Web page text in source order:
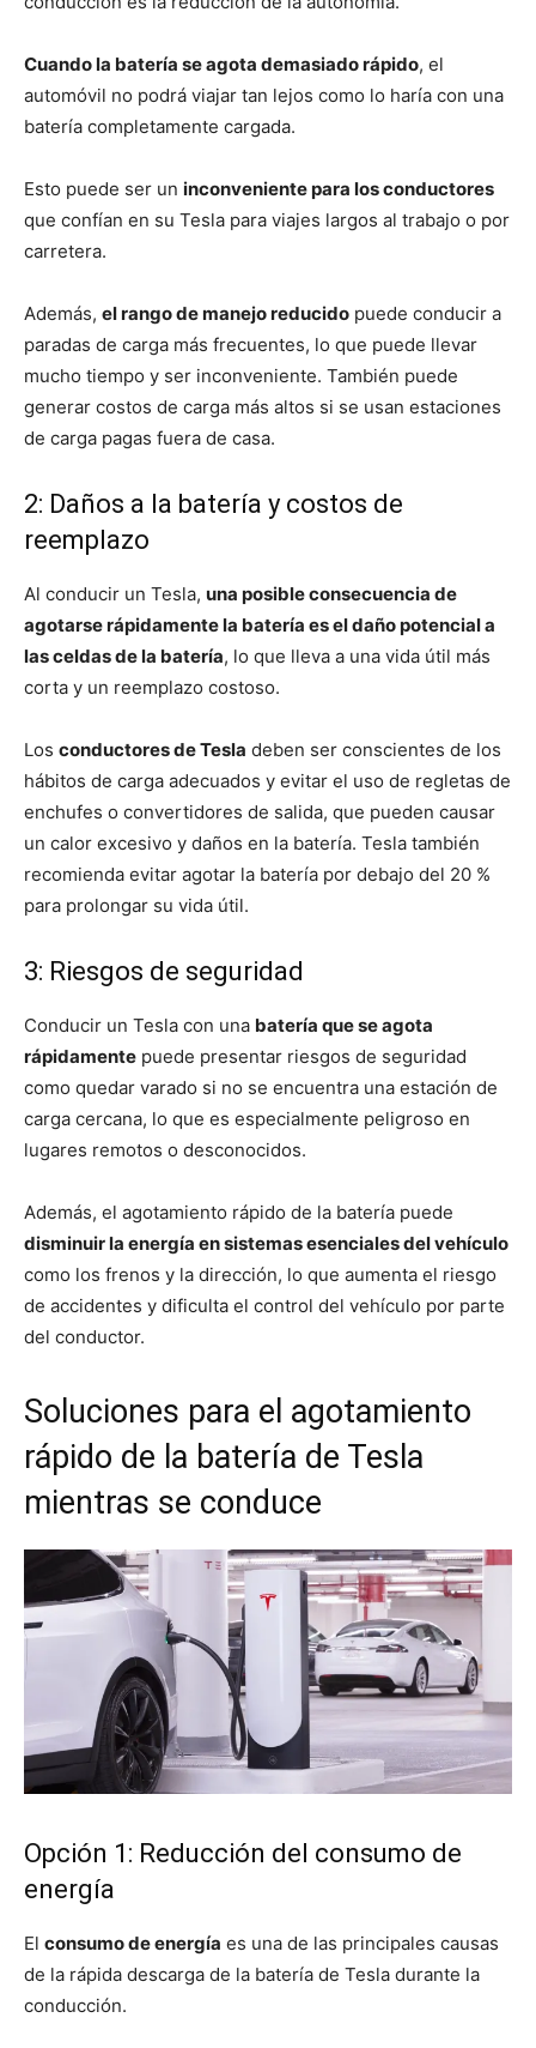
Cuando la batería se agota demasiado rápido, el
automóvil no podrá viajar tan lejos como lo haría con una
batería completamente cargada.
Esto puede ser un inconveniente para los conductores
que confían en su Tesla para viajes largos al trabajo o por
carretera.
Además, el rango de manejo reducido puede conducir a
paradas de carga más frecuentes, lo que puede llevar
mucho tiempo y ser inconveniente. También puede
generar costos de carga más altos si se usan estaciones
de carga pagas fuera de casa.
2: Daños a la batería y costos de
reemplazo
Al conducir un Tesla, una posible consecuencia de
agotarse rápidamente la batería es el daño potencial a
las celdas de la batería, lo que lleva a una vida útil más
corta y un reemplazo costoso.
Los conductores de Tesla deben ser conscientes de los
hábitos de carga adecuados y evitar el uso de regletas de
enchufes o convertidores de salida, que pueden causar
un calor excesivo y daños en la batería. Tesla también
recomienda evitar agotar la batería por debajo del 20 %
para prolongar su vida útil.
3: Riesgos de seguridad
Conducir un Tesla con una batería que se agota
rápidamente puede presentar riesgos de seguridad
como quedar varado si no se encuentra una estación de
carga cercana, lo que es especialmente peligroso en
lugares remotos o desconocidos.
Además, el agotamiento rápido de la batería puede
disminuir la energía en sistemas esenciales del vehículo
como los frenos y la dirección, lo que aumenta el riesgo
de accidentes y dificulta el control del vehículo por parte
del conductor.
Soluciones para el agotamiento
rápido de la batería de Tesla
mientras se conduce
Opción 1: Reducción del consumo de
energía
El consumo de energía es una de las principales causas
de la rápida descarga de la batería de Tesla durante la
conducción.